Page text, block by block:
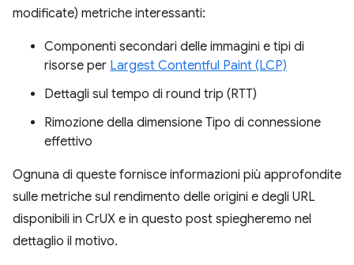
modificate) metriche interessanti:
Componenti secondari delle immagini e tipi di
risorse per Largest Contentful Paint (LCP)
Dettagli sul tempo di round trip (RTT)
Rimozione della dimensione Tipo di connessione
effettivo
Ognuna di queste fornisce informazioni più approfondite
sulle metriche sul rendimento delle origini e degli URL
disponibili in CrUX e in questo post spiegheremo nel
dettaglio il motivo.